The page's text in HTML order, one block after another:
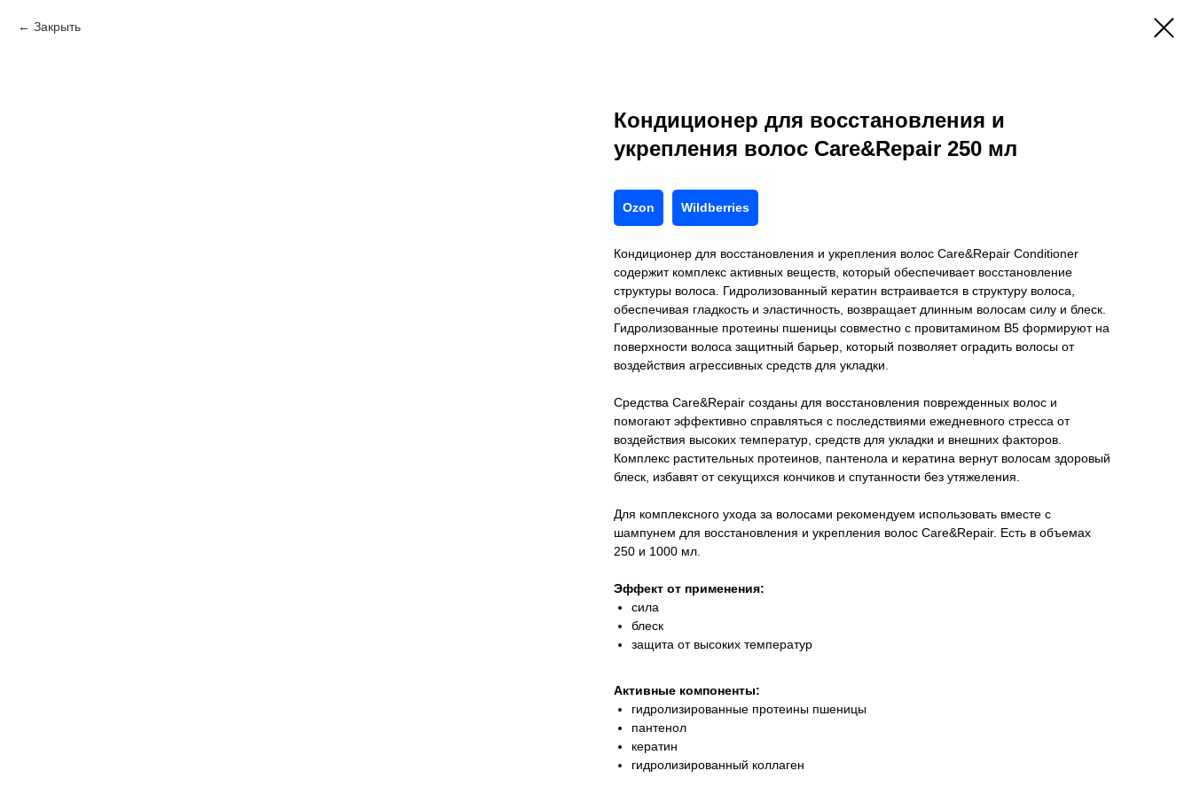
Закрыть
Кондиционер для восстановления и
укрепления волос Care&Repair 250 мл
Ozon Wildberries
Кондиционер для восстановления и укрепления волос Care&Repair Conditioner
содержит комплекс активных веществ, который обеспечивает восстановление
структуры волоса. Гидролизованный кератин встраивается в структуру волоса,
обеспечивая гладкость и эластичность, возвращает длинным волосам силу и блеск.
Гидролизованные протеины пшеницы совместно с провитамином B5 формируют на
поверхности волоса защитный барьер, который позволяет оградить волосы от
воздействия агрессивных средств для укладки.
Средства Care&Repair созданы для восстановления поврежденных волос и
помогают эффективно справляться с последствиями ежедневного стресса от
воздействия высоких температур, средств для укладки и внешних факторов.
Комплекс растительных протеинов, пантенола и кератина вернут волосам здоровый
блеск, избавят от секущихся кончиков и спутанности без утяжеления.
Для комплексного ухода за волосами рекомендуем использовать вместе с
шампунем для восстановления и укрепления волос Care&Repair. Есть в объемах
250 и 1000 мл.
Эффект от применения:
сила
блеск
защита от высоких температур
Активные компоненты:
гидролизированные протеины пшеницы
пантенол
кератин
гидролизированный коллаген